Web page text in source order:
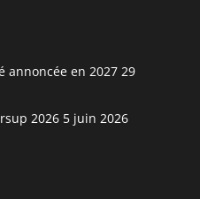
annoncée en 2027 29
2026 5 juin 2026